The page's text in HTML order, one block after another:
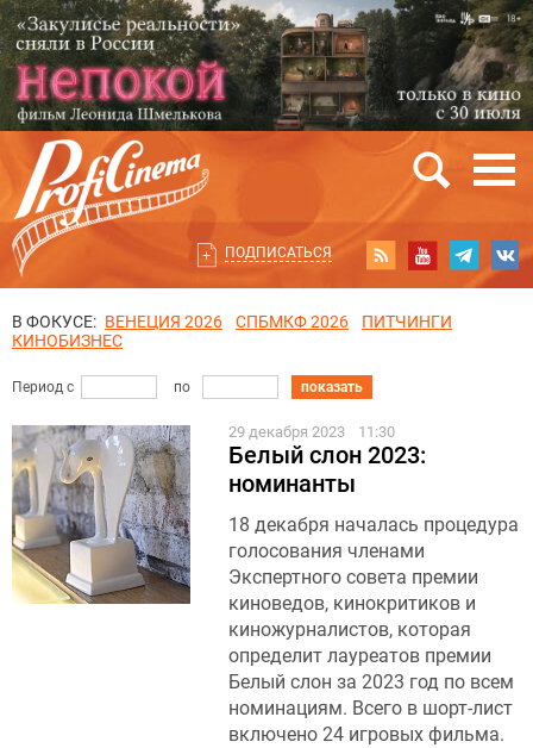
ПОДПИСАТЬСЯ
В ФОКУСЕ: ВЕНЕЦИЯ 2026 СПБМКФ 2026
ПИТЧИНГИ
КИНОБИЗНЕС
Период с по показать
29 декабря 2023 11:30
Белый слон 2023:
номинанты
18 декабря началась процедура
голосования членами
Экспертного совета премии
киноведов, кинокритиков и
киножурналистов, которая
определит лауреатов премии
Белый слон за 2023 год по всем
номинациям. Всего в шорт-лист
включено 24 игровых фильма.